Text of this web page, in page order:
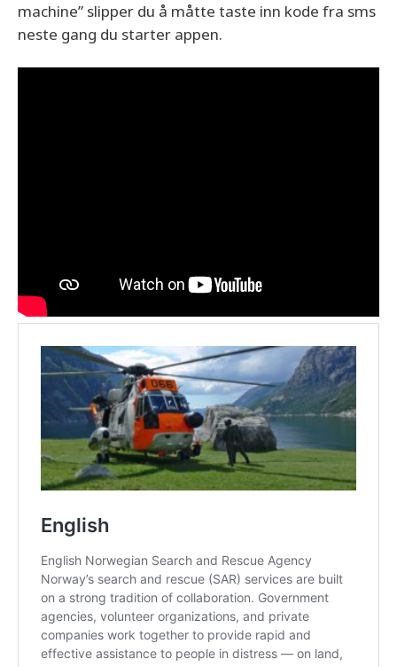
machine” slipper du å måtte taste inn kode fra sms
neste gang du starter appen.